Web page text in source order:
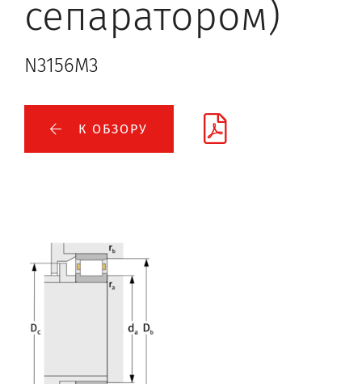
сепаратором)
N3156M3
К ОБЗОРУ